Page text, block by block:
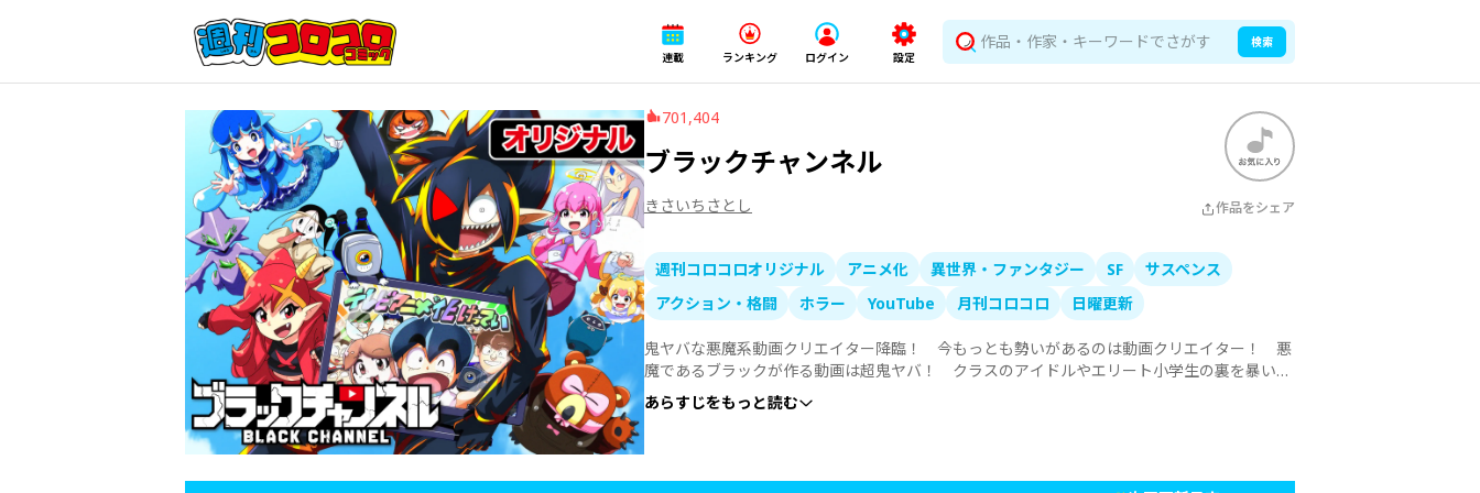
連載 ランキング ログイン 設定
検索
701,404
ブラックチャンネル
きさいちさとし 作品をシェア
週刊コロコロオリジナル アニメ化 異世界・ファンタジー SF
サスペンス
アクション・格闘
ホラー YouTube 月刊コロコロ 日曜更新
鬼ヤバな悪魔系動画クリエイター降臨！　今もっとも勢いがあるのは動画クリエイター！　悪
魔であるブラックが作る動画は超鬼ヤバ！　クラスのアイドルやエリート小学生の裏を暴いた
り、やりたい放題！　ちょっと怖いけど目が離せない、令和の新ダークヒーローここに爆誕！
あらすじをもっと読む